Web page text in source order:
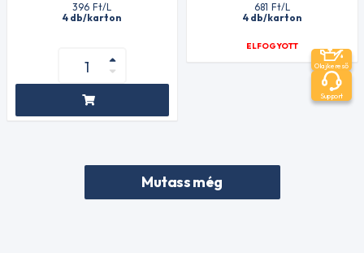
396 Ft/L
4 db/karton
681 Ft/L
4 db/karton
ELFOGYOTT
Mutass még
Olajkereső
Support